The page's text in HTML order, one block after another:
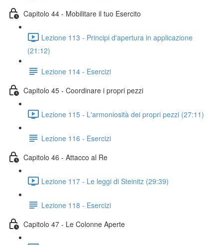
Capitolo 44 - Mobilitare il tuo Esercito
Lezione 113 - Principi d'apertura in applicazione
(21:12)
Lezione 114 - Esercizi
Capitolo 45 - Coordinare i propri pezzi
Lezione 115 - L'armoniosità dei propri pezzi (27:11)
Lezione 116 - Esercizi
Capitolo 46 - Attacco al Re
Lezione 117 - Le leggi di Steinitz (29:39)
Lezione 118 - Esercizi
Capitolo 47 - Le Colonne Aperte